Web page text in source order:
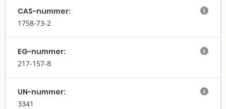
CAS-nummer:
1758-73-2

EG-nummer:
217-157-8

UN-nummer:
3341
